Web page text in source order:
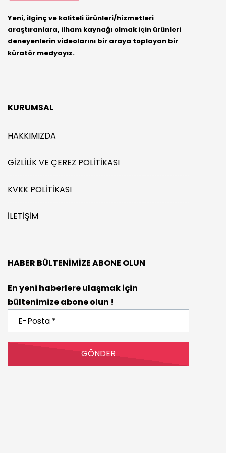
Yeni, ilginç ve kaliteli ürünleri/hizmetleri
araştıranlara, ilham kaynağı olmak için ürünleri
deneyenlerin videolarını bir araya toplayan bir
küratör medyayız.
KURUMSAL
HAKKIMIZDA
GIZLILIK VE ÇEREZ POLITIKASI
KVKK POLITIKASI
İLETIŞIM
HABER BÜLTENIMIZE ABONE OLUN
En yeni haberlere ulaşmak için
bültenimize abone olun !
Posta
*